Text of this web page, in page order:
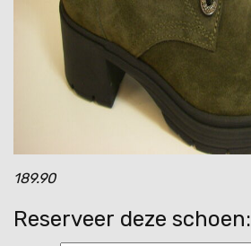
189.90
Reserveer deze schoen: